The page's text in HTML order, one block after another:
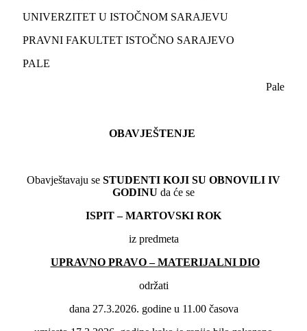
UNIVERZITET U ISTOČNOM SARAJEVU
PRAVNI FAKULTET ISTOČNO SARAJEVO
PALE
Pale
OBAVJEŠTENJE
Obavještavaju se STUDENTI KOJI SU OBNOVILI IV
GODINU da će se
ISPIT – MARTOVSKI ROK
iz predmeta
UPRAVNO PRAVO– MATERIJALNI DIO
održati
dana 27.3.2026. godine u 11.00 časova